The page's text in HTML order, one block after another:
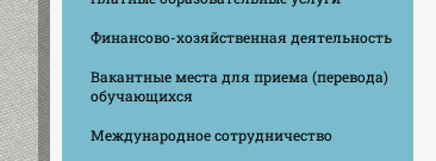
Финансово-хозяйственная деятельность
Вакантные места для приема (перевода)
обучающихся
Международное сотрудничество